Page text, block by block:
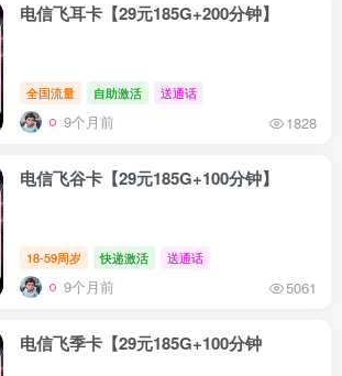
电信飞耳卡【29元185G+200分钟】
全国流量 自助激活 送通话
9个月前 1828
电信飞谷卡【29元185G+100分钟】
18-59周岁 快递激活 送通话
9个月前 5061
电信飞季卡【29元185G+100分钟